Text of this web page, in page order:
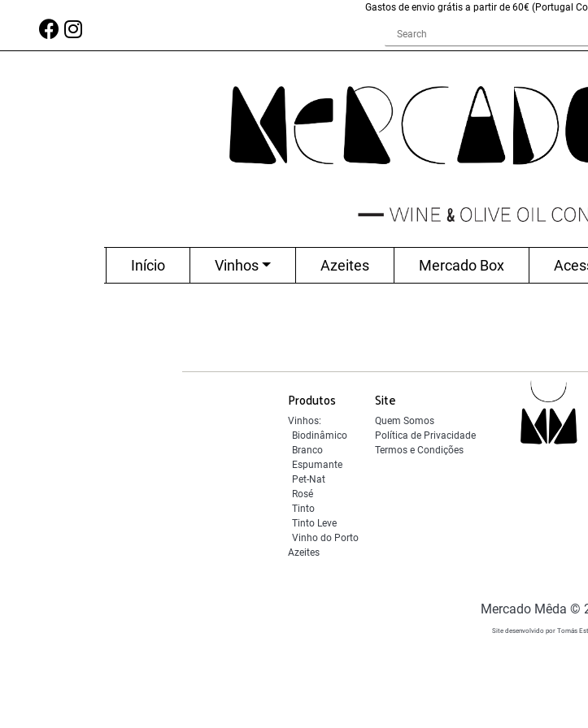
Gastos de envio grátis a partir de 60€ (Portugal
Início Vinhos Azeites Mercado Box
Produtos
Vinhos:
Biodinâmico
Branco
Espumante
Pet-Nat
Rosé
Tinto
Tinto Leve
Vinho do Porto
Azeites
Site
Quem Somos
Política de Privacidade
Termos e Condições
Mercado Mêda ©
Site desenvolvido por Tomás